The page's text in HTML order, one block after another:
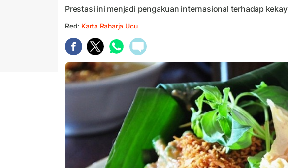
Prestasi ini menjadi pengakuan internasional terhadap
Red: Karta Raharja Ucu